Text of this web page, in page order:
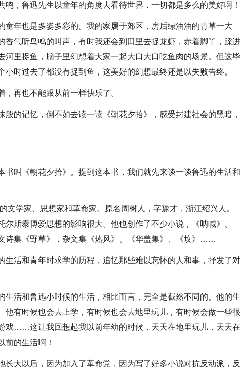
，鲁迅先生以童年的角度去看待世界，一切都是多么的美好啊！
童年也是多姿多彩的。我的家属于郊区，房后绿油油的青草一大
香气听鸟鸣的叫声，有时我还会到田里去捉龙虾，赤着脚丫，踩进
河里捉鱼，脑子里幻想着大家一起大口大口吃鱼肉的场景。但这毕
时过去了都没有捉到鱼，这美好的幻想最终还是以失败告终。
再也不能跟从前一样快乐了。
的记忆，倒不如去读一读《朝花夕拾》，感受封建社会的黑暗，
书叫《朝花夕拾》。提到这本书，我们就先来谈一谈鲁迅的生活和
文学家、思想家和革命家。原名周树人，字豫才，浙江绍兴人。
斯泰博爱思想的影响很大。他也创作了不少小说，《呐喊》、
诗集《野草》，杂文集《热风》、《华盖集》、《坟》……
生活和青年时求学的历程，追忆那些难以忘怀的人和事，抒发了对
生活和鲁迅小时候的生活，相比而言，完全是截然不同的。他的生
他有时候也会去上学，有时候也会去地里玩儿，有时候会做一些很
戏……这让我回想起我以前年幼的时候，天天在地里玩儿，天天在
前的生活啊！
长大以后，因为加入了革命党，因为写了好多小说对抗反动派，反